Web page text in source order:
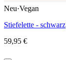
Neu·Vegan
Stiefelette - schwarz
59,95 €